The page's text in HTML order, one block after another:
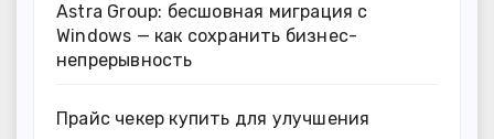
Astra Group: бесшовная миграция с
Windows — как сохранить бизнес-
непрерывность
Прайс чекер купить для улучшения